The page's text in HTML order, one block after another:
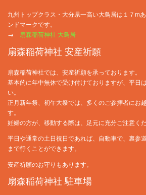
九州トップクラス・大分県一高い大鳥居は１７m
ンドマークです。
→
扇森稲荷神社 大鳥居
扇森稲荷神社 安産祈願
扇森稲荷神社では、安産祈願を承っております。
基本的に年中無休で受け付けておりますが、平日
い。
正月新年祭、初午大祭では、多くのご参拝者にお
す。
妊婦の方が、移動する際は、足元に充分ご注意くだ
平日や通常の土日祝日であれば、自動車で、裏参
まで行くことができます。
安産祈願のお守りもあります。
扇森稲荷神社 駐車場